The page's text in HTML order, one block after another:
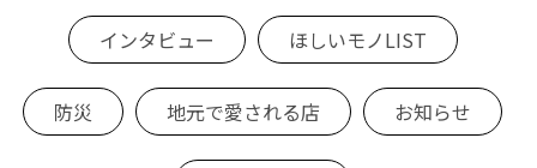
インタビュー ほしいモノLIST
防災 地元で愛される店 お知らせ